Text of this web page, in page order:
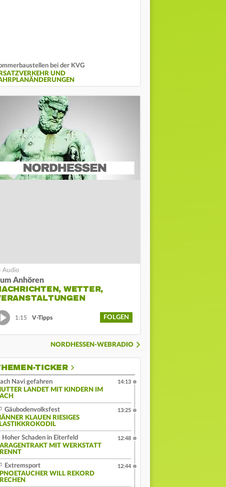
bei der KVG
UND
Anhören
WETTER,
1:15 V-Tipps FOLGEN
NORDHESSEN-WEBRADIO
TICKER
Navi gefahren
LANDET MIT KINDERN IM
14:13
Gäubodenvolksfest
KLAUEN RIESIGES
13:25
Hoher Schaden in Eiterfeld
MIT WERKSTATT
12:48
Extremsport
WILL REKORD
12:44